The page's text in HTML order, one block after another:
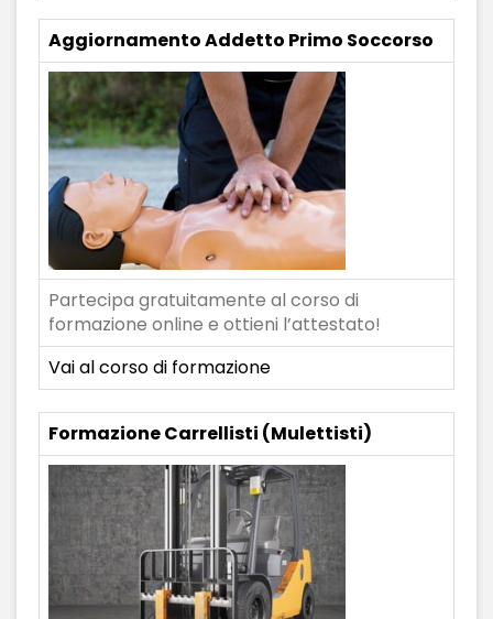
Aggiornamento Addetto Primo Soccorso
Partecipa gratuitamente al corso di
formazione online e ottieni l’attestato!
Vai al corso di formazione
Formazione Carrellisti (Mulettisti)